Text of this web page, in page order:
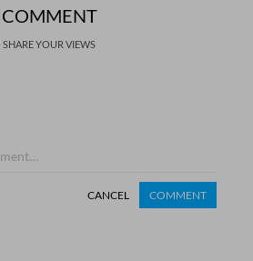
COMMENT
SHARE YOUR VIEWS
CANCEL COMMENT